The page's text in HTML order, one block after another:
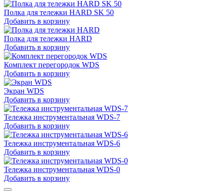
Полка для тележки HARD SK 50
Добавить в корзину
Полка для тележки HARD
Добавить в корзину
Комплект перегородок WDS
Добавить в корзину
Экран WDS
Добавить в корзину
Тележка инструментальная WDS-7
Добавить в корзину
Тележка инструментальная WDS-6
Добавить в корзину
Тележка инструментальная WDS-0
Добавить в корзину